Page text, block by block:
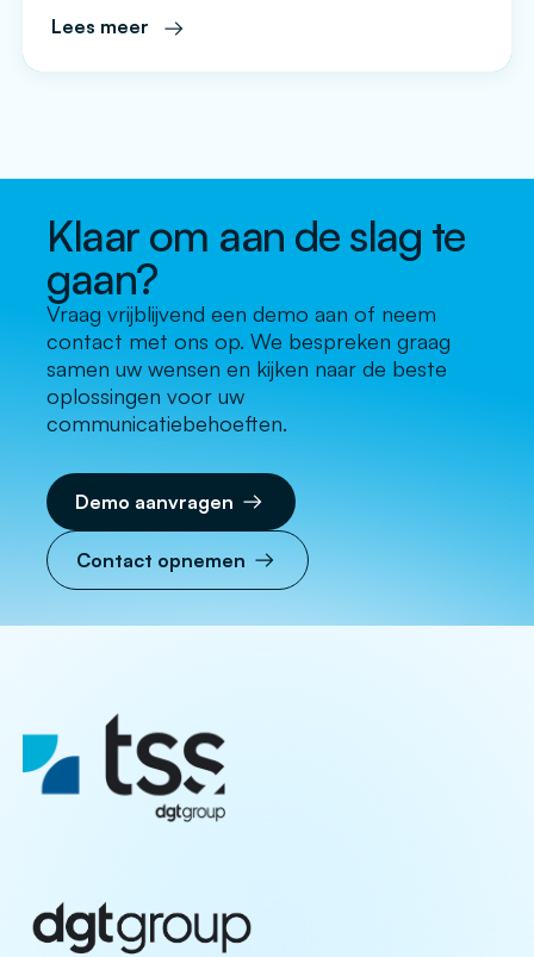
het hoofdkantoor. Het huidige systeem was sterk
Lees meer
Klaar om aan de slag te
gaan?
Vraag vrijblijvend een demo aan of neem
contact met ons op. We bespreken graag
samen uw wensen en kijken naar de beste
oplossingen voor uw
communicatiebehoeften.
Demo aanvragen
Contact opnemen